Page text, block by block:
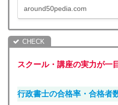
かります。
around50pedia.com
スクール・講座の実力が一
行政書士の合格率・合格者